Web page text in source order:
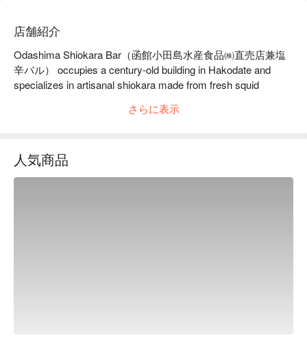
店舗紹介
Odashima Shiokara Bar（函館小田島水産食品㈱直売店兼塩
辛バル） occupies a century-old building in Hakodate and
specializes in artisanal shiokara made from fresh squid
sets, creative dishes, and carefully selected local sake.
traditional and innovative varieties.
Shiokara Pork Yakisoba: A collaborative dish balancing savory
さらに表示
人気商品